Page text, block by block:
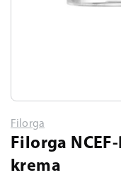
Filorga
Filorga
krema